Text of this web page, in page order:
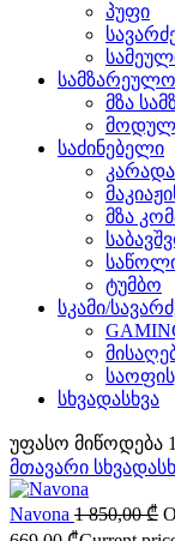
პუფი
სამზარეულო
მზა
საძინებელი
კარადა
მზა
ტუმბო
სკამი/
სხვადასხვა
უფასო მიწოდება
მთავარი
Navona 1 850,00₾